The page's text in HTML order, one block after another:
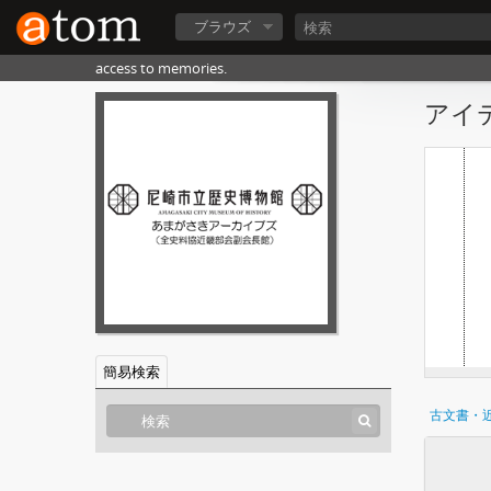
ブラウズ
access to memories.
簡易検索
アイ
古文書・